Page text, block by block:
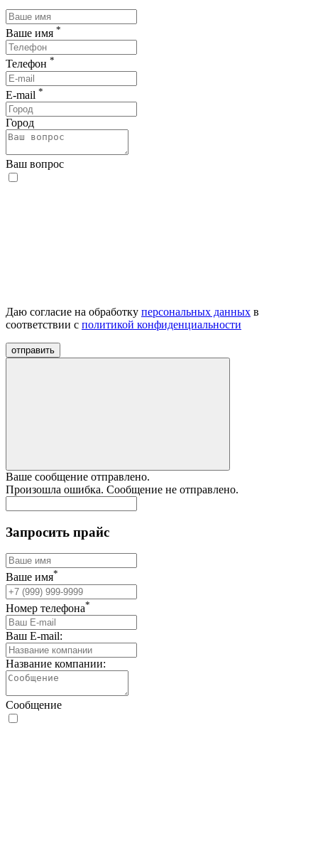
Ваше имя *
Телефон *
E-mail *
Город
Ваш вопрос
Даю согласие на обработку персональных данных в
соответствии с политикой конфиденциальности
отправить
Ваше сообщение отправлено.
Произошла ошибка. Сообщение не отправлено.
Запросить прайс
Ваше имя*
Номер телефона*
Ваш E-mail:
Название компании:
Сообщение